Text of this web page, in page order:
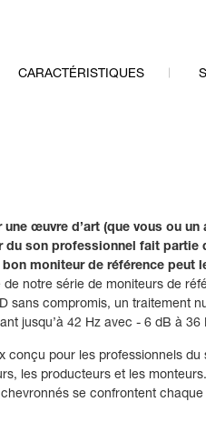
CARACTÉRISTIQUES
œuvre d’art (que vous ou
du son professionnel fait
moniteur de référence peut
notre série de moniteurs de
sans compromis, un traitement
jusqu’à 42 Hz avec - 6 dB à 36
conçu pour les professionnels
les producteurs et les
se confrontent chaque